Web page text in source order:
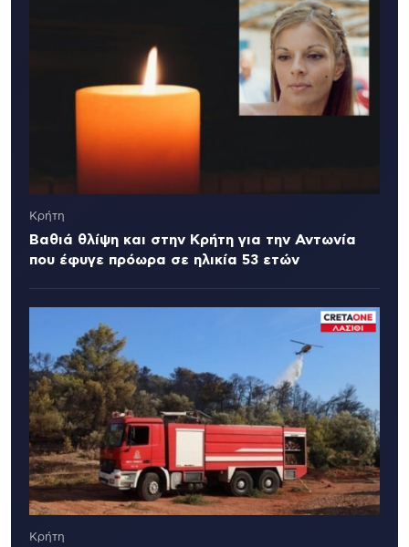
Κρήτη
Βαθιά θλίψη και στην Κρήτη για την Αντωνία
που έφυγε πρόωρα σε ηλικία 53 ετών
Κρήτη